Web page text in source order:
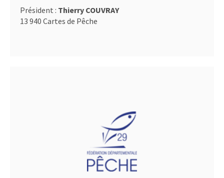
Président : Thierry COUVRAY
13 940 Cartes de Pêche